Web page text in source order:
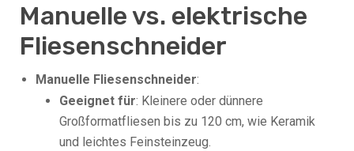
Manuelle vs. elektrische
Fliesenschneider
Manuelle Fliesenschneider:
Geeignet für: Kleinere oder dünnere
Großformatfliesen bis zu 120 cm, wie Keramik
und leichtes Feinsteinzeug.